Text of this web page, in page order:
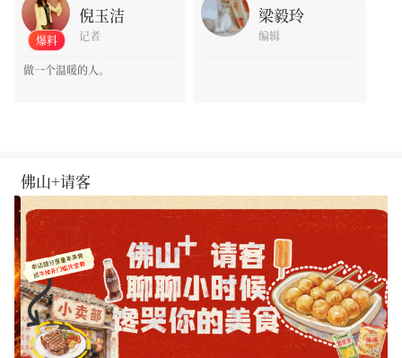
爆料
倪玉洁
记者
做一个温暖的人。
梁毅玲
编辑
佛山+请客